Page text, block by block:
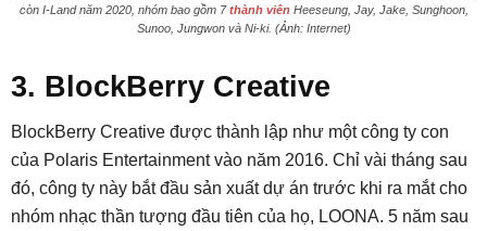
còn I-Land năm 2020, nhóm bao gồm 7thành viênHeeseung, Jay, Jake, Sunghoon,
Sunoo, Jungwon và Ni-ki. (Ảnh: Internet)
3. BlockBerry Creative
BlockBerry Creative được thành lập như một công ty con
của Polaris Entertainment vào năm 2016. Chỉ vài tháng sau
đó, công ty này bắt đầu sản xuất dự án trước khi ra mắt cho
nhóm nhạc thần tượng đầu tiên của họ, LOONA. 5 năm sau